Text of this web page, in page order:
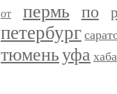
от пермь по
петербург
тюменьуфа